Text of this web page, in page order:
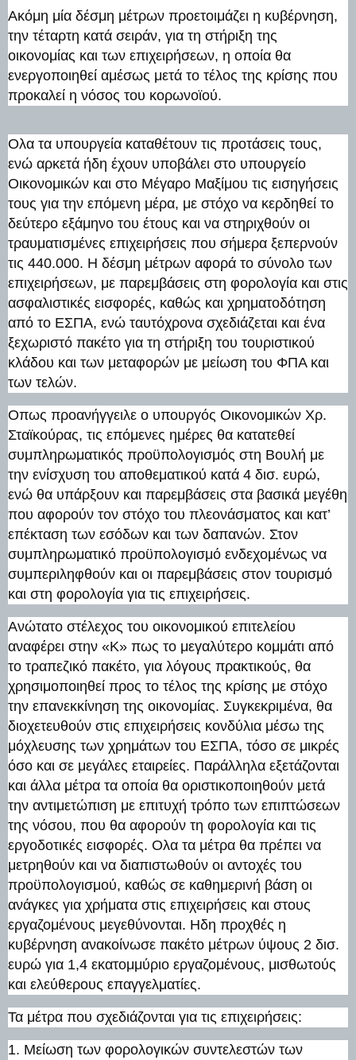
Ακόμη μία δέσμη μέτρων προετοιμάζει η κυβέρνηση,
την τέταρτη κατά σειράν, για τη στήριξη της
οικονομίας και των επιχειρήσεων, η οποία θα
ενεργοποιηθεί αμέσως μετά το τέλος της κρίσης που
προκαλεί η νόσος του κορωνοϊού.
Ολα τα υπουργεία καταθέτουν τις προτάσεις τους,
ενώ αρκετά ήδη έχουν υποβάλει στο υπουργείο
Οικονομικών και στο Μέγαρο Μαξίμου τις εισηγήσεις
τους για την επόμενη μέρα, με στόχο να κερδηθεί το
δεύτερο εξάμηνο του έτους και να στηριχθούν οι
τραυματισμένες επιχειρήσεις που σήμερα ξεπερνούν
τις 440.000. Η δέσμη μέτρων αφορά το σύνολο των
επιχειρήσεων, με παρεμβάσεις στη φορολογία και στις
ασφαλιστικές εισφορές, καθώς και χρηματοδότηση
από το ΕΣΠΑ, ενώ ταυτόχρονα σχεδιάζεται και ένα
ξεχωριστό πακέτο για τη στήριξη του τουριστικού
κλάδου και των μεταφορών με μείωση του ΦΠΑ και
των τελών.
Οπως προανήγγειλε ο υπουργός Οικονομικών Χρ.
Σταϊκούρας, τις επόμενες ημέρες θα κατατεθεί
συμπληρωματικός προϋπολογισμός στη Βουλή με
την ενίσχυση του αποθεματικού κατά 4 δισ. ευρώ,
ενώ θα υπάρξουν και παρεμβάσεις στα βασικά μεγέθη
που αφορούν τον στόχο του πλεονάσματος και κατ’
επέκταση των εσόδων και των δαπανών. Στον
συμπληρωματικό προϋπολογισμό ενδεχομένως να
συμπεριληφθούν και οι παρεμβάσεις στον τουρισμό
και στη φορολογία για τις επιχειρήσεις.
Ανώτατο στέλεχος του οικονομικού επιτελείου
αναφέρει στην «Κ» πως το μεγαλύτερο κομμάτι από
το τραπεζικό πακέτο, για λόγους πρακτικούς, θα
χρησιμοποιηθεί προς το τέλος της κρίσης με στόχο
την επανεκκίνηση της οικονομίας. Συγκεκριμένα, θα
διοχετευθούν στις επιχειρήσεις κονδύλια μέσω της
μόχλευσης των χρημάτων του ΕΣΠΑ, τόσο σε μικρές
όσο και σε μεγάλες εταιρείες. Παράλληλα εξετάζονται
και άλλα μέτρα τα οποία θα οριστικοποιηθούν μετά
την αντιμετώπιση με επιτυχή τρόπο των επιπτώσεων
της νόσου, που θα αφορούν τη φορολογία και τις
εργοδοτικές εισφορές. Ολα τα μέτρα θα πρέπει να
μετρηθούν και να διαπιστωθούν οι αντοχές του
προϋπολογισμού, καθώς σε καθημερινή βάση οι
ανάγκες για χρήματα στις επιχειρήσεις και στους
εργαζομένους μεγεθύνονται. Ηδη προχθές η
κυβέρνηση ανακοίνωσε πακέτο μέτρων ύψους 2 δισ.
ευρώ για 1,4 εκατομμύριο εργαζομένους, μισθωτούς
και ελεύθερους επαγγελματίες.
Τα μέτρα που σχεδιάζονται για τις επιχειρήσεις:
1. Μείωση των φορολογικών συντελεστών των